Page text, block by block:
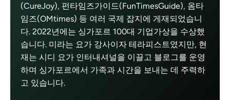
(CureJoy), 펀타임즈가이드(FunTimesGuide), 옴타
임즈(OMtimes) 등 여러 국제 잡지에 게재되었습니
다. 2022년에는 싱가포르 100대 기업가상을 수상했
습니다. 미라는 요가 강사이자 테라피스트였지만, 현
재는 시디 요가 인터내셔널을 이끌고 블로그를 운영
하며 싱가포르에서 가족과 시간을 보내는 데 주력하
고 있습니다.